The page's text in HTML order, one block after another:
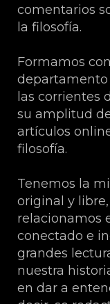
comentarios
la filosofía.
Formamos
departamento
las corrientes
su amplitud
artículos
filosofía.
Tenemos la
original y
relacionamos
conectado e
grandes
nuestra
en dar a